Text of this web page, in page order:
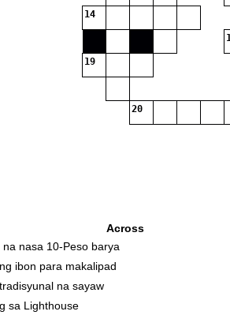
14
19
20
Across
na nasa 10-Peso barya
ibon para makalipad
na sayaw
sa Lighthouse